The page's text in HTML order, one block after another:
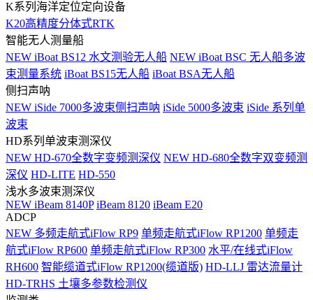
K系列海洋定位定向设备
K20高精度分体式RTK
智能无人测量船
NEW iBoat BS12 水文测验无人船 NEW iBoat BSC 无人船多波
束测量系统 iBoat BS15无人船 iBoat BSA无人船
侧扫声呐
NEW iSide 7000多波束侧扫声呐 iSide 5000多波束 iSide 系列单
波束
HD系列单波束测深仪
NEW HD-670全数字变频测深仪 NEW HD-680全数字双变频测
深仪 HD-LITE HD-550
浅水多波束测深仪
NEW iBeam 8140P iBeam 8120 iBeam E20
ADCP
NEW 多频走航式iFlow RP9 单频走航式iFlow RP1200 单频走
航式iFlow RP600 单频走航式iFlow RP300 水平/在线式iFlow
RH600 智能缆道式iFlow RP1200(缆道版) HD-LLJ 雷达流量计
HD-TRHS 土壤多参数检测仪